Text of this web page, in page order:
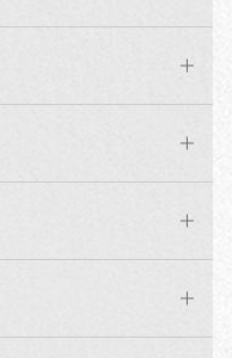
カートへ進む